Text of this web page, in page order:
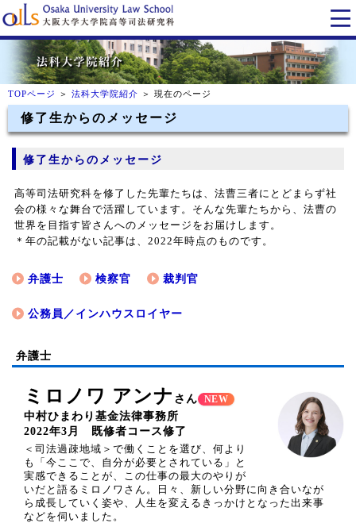
TOPページ ＞ 法科大学院紹介 ＞ 現在のページ
修了生からのメッセージ
修了生からのメッセージ
高等司法研究科を修了した先輩たちは、法曹三者にとどまらず社
会の様々な舞台で活躍しています。そんな先輩たちから、法曹の
世界を目指す皆さんへのメッセージをお届けします。
＊年の記載がない記事は、2022年時点のものです。
弁護士 検察官 裁判官
公務員／インハウスロイヤー
弁護士
ミロノワ アンナ さん NEW
中村ひまわり基金法律事務所
2022年3月 既修者コース修了
＜司法過疎地域＞で働くことを選び、何より
も「今ここで、自分が必要とされている」と
実感できることが、この仕事の最大のやりが
いだと語るミロノワさん。日々、新しい分野に向き合いなが
ら成長していく姿や、人生を変えるきっかけとなった出来事
などを伺いました。